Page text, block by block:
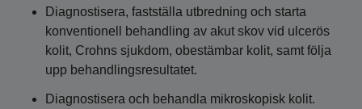
Diagnostisera, fastställa utbredning och starta
konventionell behandling av akut skov vid ulcerös
kolit, Crohns sjukdom, obestämbar kolit, samt följa
upp behandlingsresultatet.
Diagnostisera och behandla mikroskopisk kolit.